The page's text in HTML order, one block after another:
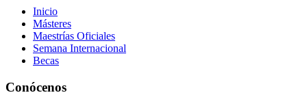
Inicio
Másteres
Maestrías Oficiales
Semana Internacional
Becas
Conócenos